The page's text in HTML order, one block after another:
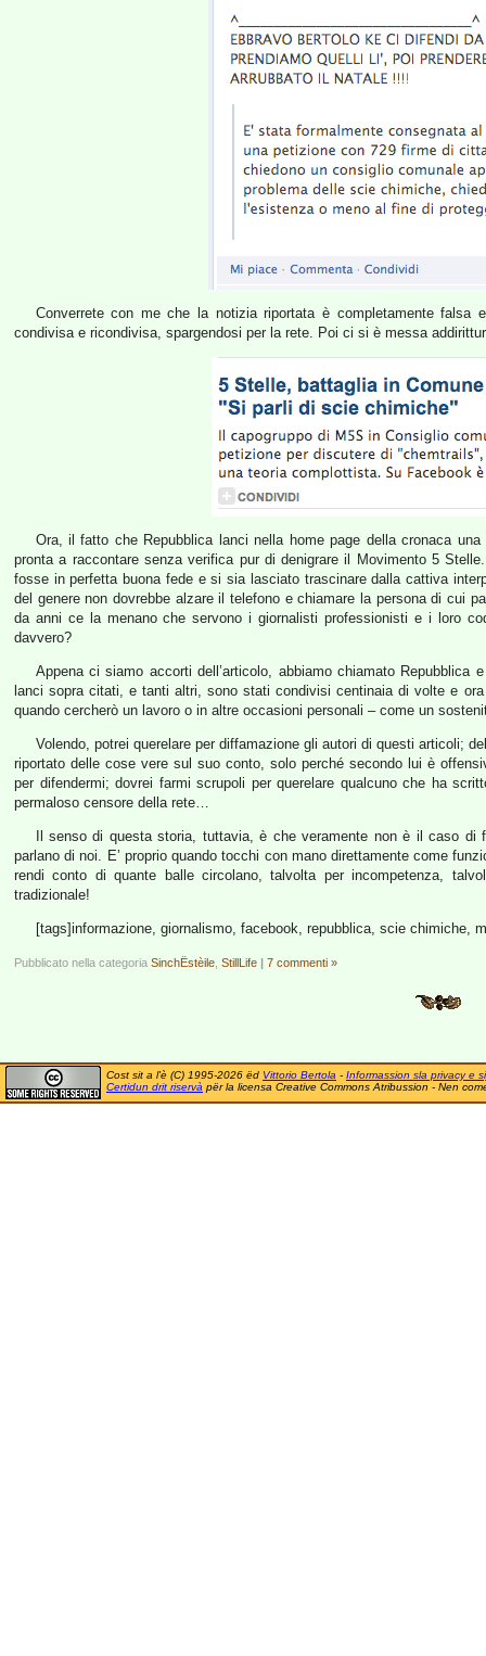
Converrete con me che la notizia riportata è completamente
condivisa e ricondivisa, spargendosi per la rete. Poi ci si è messa
Ora, il fatto che Repubblica lanci nella home page della cronaca
pronta a raccontare senza verifica pur di denigrare il Movimento 5
fosse in perfetta buona fede e si sia lasciato trascinare dalla cattiva
del genere non dovrebbe alzare il telefono e chiamare la persona di cui
da anni ce la menano che servono i giornalisti professionisti e i loro
davvero?
Appena ci siamo accorti dell’articolo, abbiamo chiamato
lanci sopra citati, e tanti altri, sono stati condivisi centinaia di volte e
quando cercherò un lavoro o in altre occasioni personali – come un
Volendo, potrei querelare per diffamazione gli autori di questi articoli;
riportato delle cose vere sul suo conto, solo perché secondo lui è
per difendermi; dovrei farmi scrupoli per querelare qualcuno che ha
permaloso censore della rete…
Il senso di questa storia, tuttavia, è che veramente non è il caso
parlano di noi. E’ proprio quando tocchi con mano direttamente come
rendi conto di quante balle circolano, talvolta per incompetenza,
tradizionale!
[tags]informazione, giornalismo, facebook, repubblica, scie chimiche,
Pubblicato nella categoria SinchËstèile StillLife | 7 commenti »
Cost sit a l'è (C) 1995-2026 ëd Vittorio Bertola - Informassion sla privacy e
Certidun drit riservà për la licensa Creative Commons Atribussion - Nen